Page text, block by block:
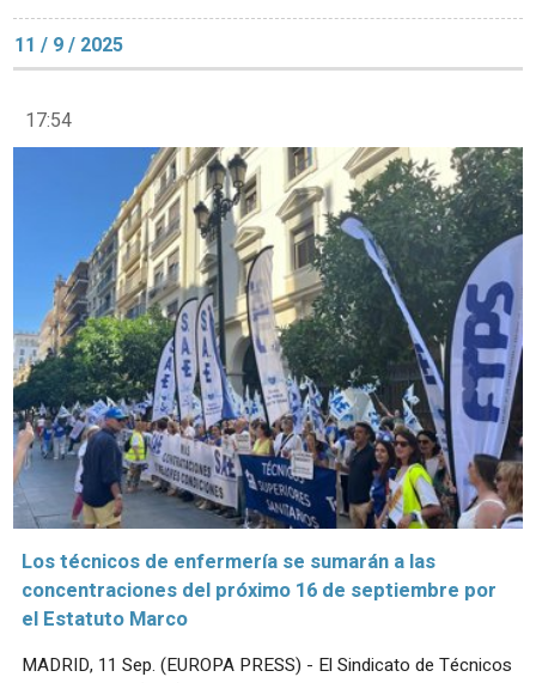
11 / 9 / 2025
17:54
Los técnicos de enfermería se sumarán a las
concentraciones del próximo 16 de septiembre por
el Estatuto Marco
MADRID, 11 Sep. (EUROPA PRESS) - El Sindicato de Técnicos